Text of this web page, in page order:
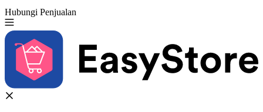
Hubungi Penjualan